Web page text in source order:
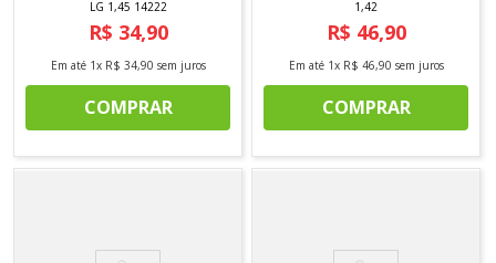
LG 1,45 14222
R$ 34,90
Em até 1x R$ 34,90 sem juros
COMPRAR
1,42
R$ 46,90
Em até 1x R$ 46,90 sem juros
COMPRAR